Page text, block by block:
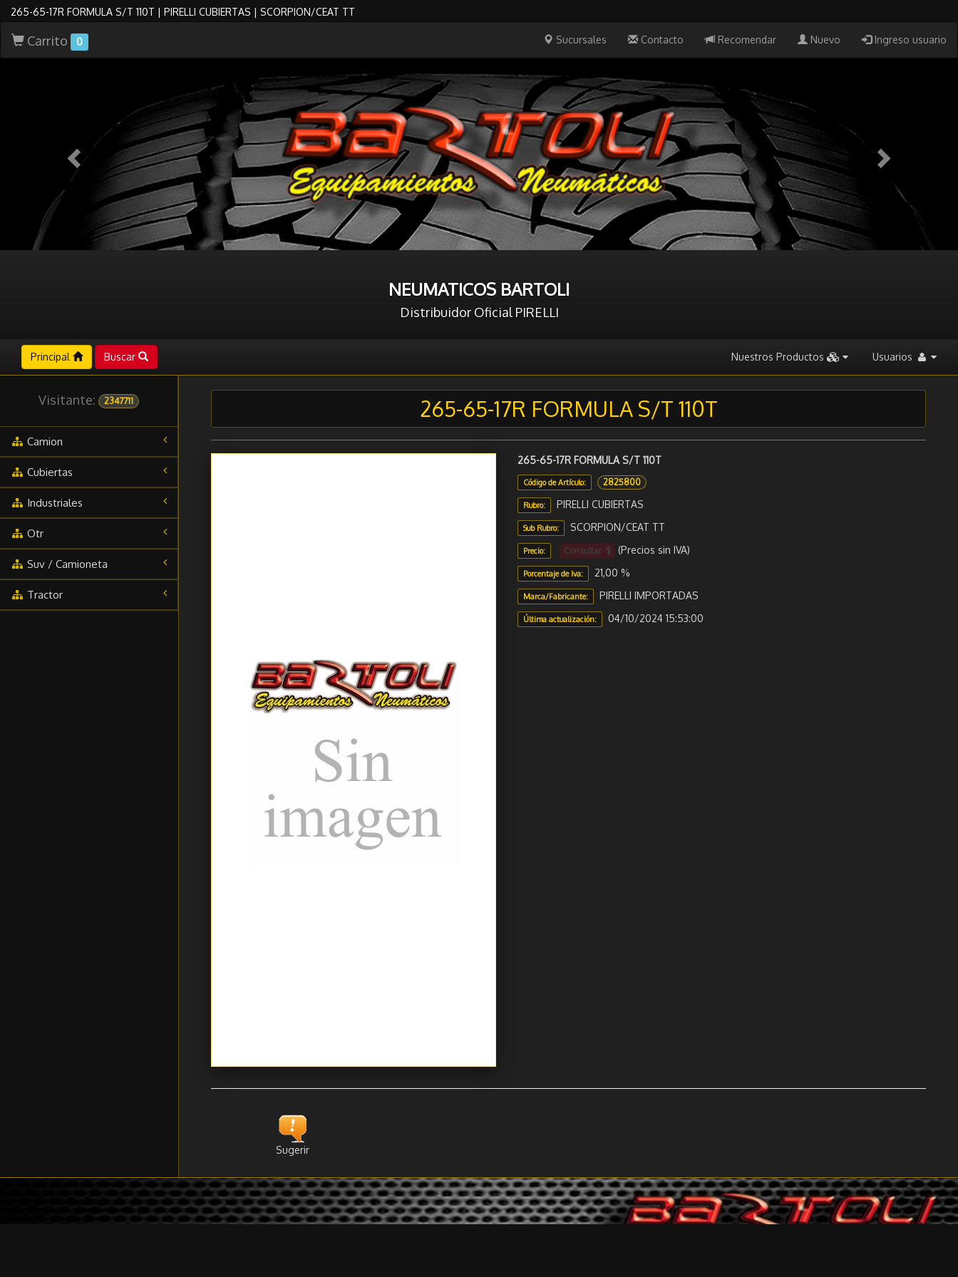
265-65-17R FORMULA S/T 110T | PIRELLI CUBIERTAS | SCORPION/CEAT TT
Carrito 0 Sucursales Contacto Recomendar Nuevo Ingreso usuario
NEUMATICOS BARTOLI
Distribuidor Oficial PIRELLI
Principal Buscar Nuestros Productos Usuarios
Visitante: 2347711
Camion
Cubiertas
Industriales
Otr
Suv / Camioneta
Tractor
265-65-17R FORMULA S/T 110T
265-65-17R FORMULA S/T 110T
Código de Artículo: 2825800
Rubro: PIRELLI CUBIERTAS
Sub Rubro: SCORPION/CEAT TT
Precio: Consultar $ (Precios sin IVA)
Porcentaje de Iva: 21,00 %
Marca/Fabricante: PIRELLI IMPORTADAS
Última actualización: 04/10/2024 15:53:00
Sugerir